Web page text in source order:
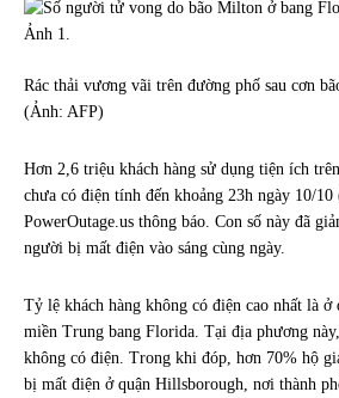
Rác thải vương vãi trên đường phố sau cơn
(Ảnh: AFP)
Hơn 2,6 triệu khách hàng sử dụng tiện ích
chưa có điện tính đến khoảng 23h ngày 10/
PowerOutage.us thông báo. Con số này đã
người bị mất điện vào sáng cùng ngày.
Tỷ lệ khách hàng không có điện cao nhất là ở
miền Trung bang Florida. Tại địa phương
không có điện. Trong khi đóp, hơn 70% hộ
bị mất điện ở quận Hillsborough, nơi thành